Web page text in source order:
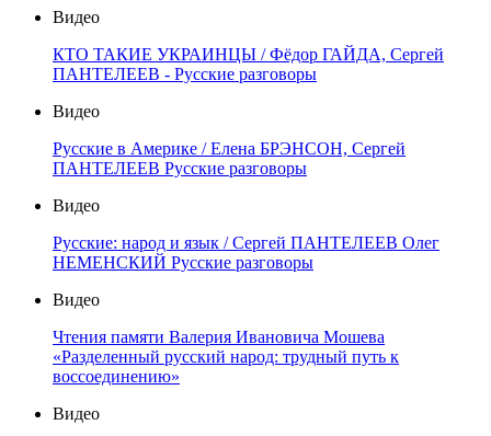
Видео
КТО ТАКИЕ УКРАИНЦЫ / Фёдор ГАЙДА, Сергей
ПАНТЕЛЕЕВ - Русские разговоры
Видео
Русские в Америке / Елена БРЭНСОН, Сергей
ПАНТЕЛЕЕВ Русские разговоры
Видео
Русские: народ и язык / Сергей ПАНТЕЛЕЕВ Олег
НЕМЕНСКИЙ Русские разговоры
Видео
Чтения памяти Валерия Ивановича Мошева
«Разделенный русский народ: трудный путь к
воссоединению»
Видео